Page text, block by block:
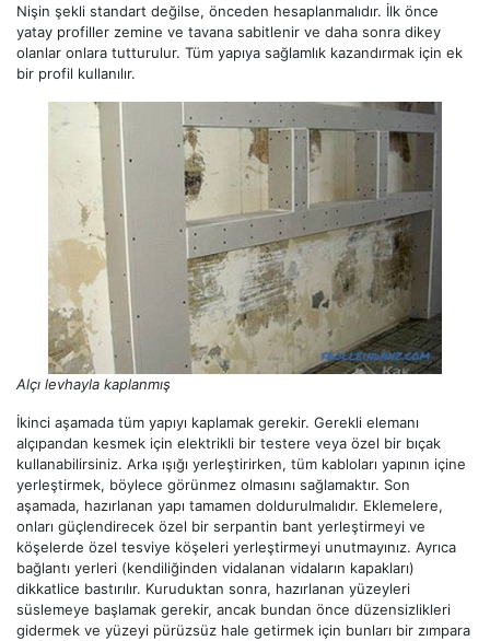
Nişin şekli standart değilse, önceden hesaplanmalıdır. İlk önce
yatay profiller zemine ve tavana sabitlenir ve daha sonra dikey
olanlar onlara tutturulur. Tüm yapıya sağlamlık kazandırmak için ek
bir profil kullanılır.
Alçı levhayla kaplanmış
İkinci aşamada tüm yapıyı kaplamak gerekir. Gerekli elemanı
alçıpandan kesmek için elektrikli bir testere veya özel bir bıçak
kullanabilirsiniz. Arka ışığı yerleştirirken, tüm kabloları yapının içine
yerleştirmek, böylece görünmez olmasını sağlamaktır. Son
aşamada, hazırlanan yapı tamamen doldurulmalıdır. Eklemelere,
onları güçlendirecek özel bir serpantin bant yerleştirmeyi ve
köşelerde özel tesviye köşeleri yerleştirmeyi unutmayınız. Ayrıca
bağlantı yerleri (kendiliğinden vidalanan vidaların kapakları)
dikkatlice bastırılır. Kuruduktan sonra, hazırlanan yüzeyleri
süslemeye başlamak gerekir, ancak bundan önce düzensizlikleri
gidermek ve yüzeyi pürüzsüz hale getirmek için bunları bir zımpara